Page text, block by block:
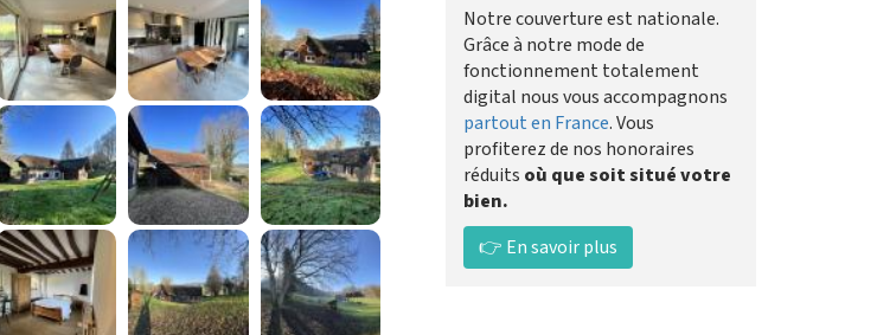
Notre couverture est nationale.
Grâce à notre mode de
fonctionnement totalement
digital nous vous accompagnons
partout en France. Vous
profiterez de nos honoraires
réduits où que soit situé votre
bien.
👉 En savoir plus